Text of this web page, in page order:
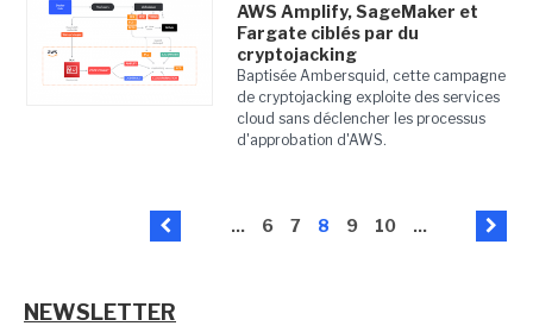
AWS Amplify, SageMaker et
Fargate ciblés par du
cryptojacking
Baptisée Ambersquid, cette campagne
de cryptojacking exploite des services
cloud sans déclencher les processus
d'approbation d'AWS.
... 6 7 8 9 10 ...
NEWSLETTER